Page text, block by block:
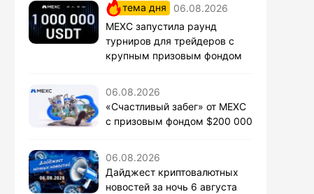
тема дня
06.08.2026
MEXC запустила раунд
турниров для трейдеров с
крупным призовым фондом
06.08.2026
«Счастливый забег» от MEXC
с призовым фондом $200 000
06.08.2026
Дайджест криптовалютных
новостей за ночь 6 августа